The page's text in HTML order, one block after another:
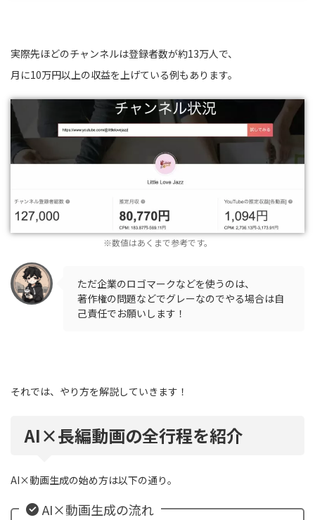
実際先ほどのチャンネルは登録者数が約13万人で、
月に10万円以上の収益を上げている例もあります。
※数値はあくまで参考です。
ただ企業のロゴマークなどを使うのは、
著作権の問題などでグレーなのでやる場合は自
己責任でお願いします！
それでは、やり方を解説していきます！
AI×長編動画の全行程を紹介
AI×動画生成の始め方は以下の通り。
AI×動画生成の流れ